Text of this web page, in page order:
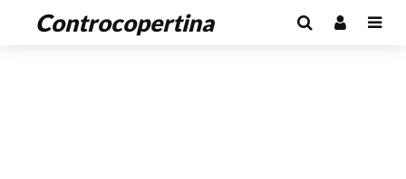
Controcopertina